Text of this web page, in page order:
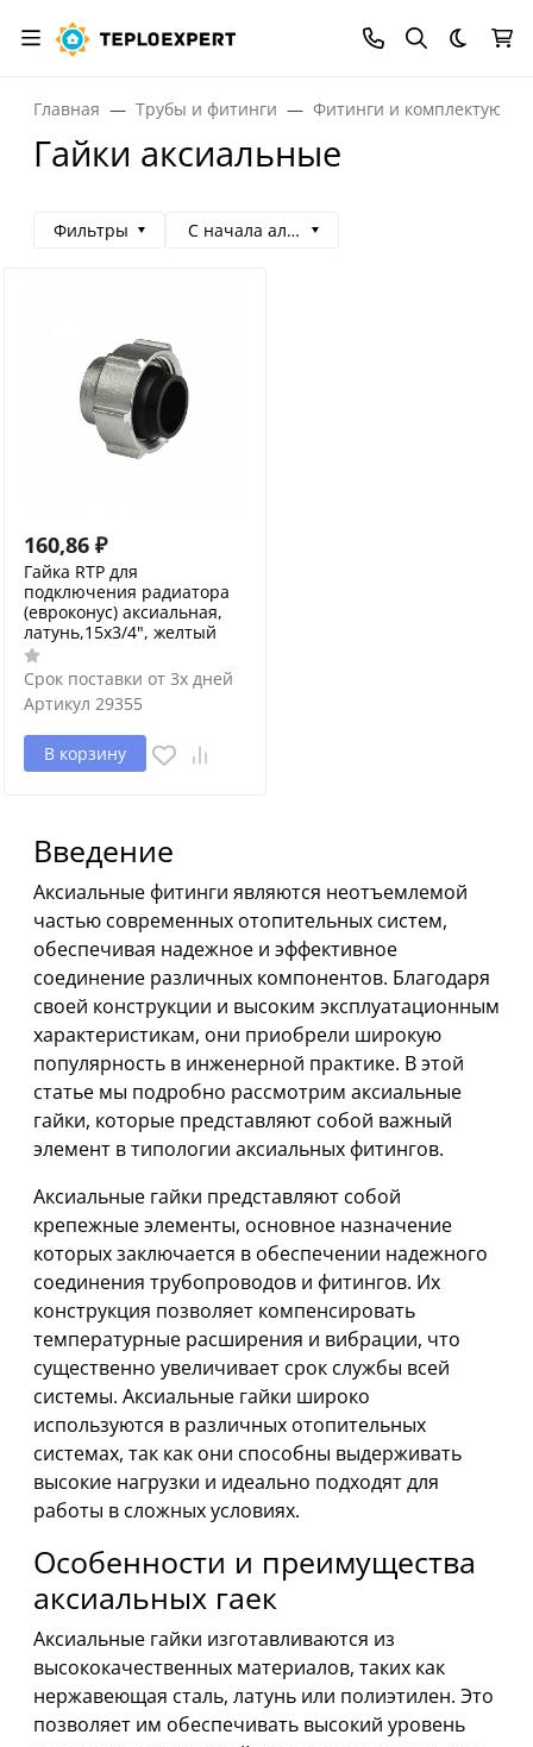
Темная
Главная Трубы и фитинги Фитинги и
Гайки аксиальные
Фильтры С начала алфавита
160,86 ₽
Гайка RTP для
подключения радиатора
(евроконус) аксиальная,
латунь,15х3/4", желтый
Срок поставки от 3х дней
Артикул 29355
В корзину
Введение
Аксиальные фитинги являются неотъемлемой
частью современных отопительных систем,
обеспечивая надежное и эффективное
соединение различных компонентов. Благодаря
своей конструкции и высоким эксплуатационным
характеристикам, они приобрели широкую
популярность в инженерной практике. В этой
статье мы подробно рассмотрим аксиальные
гайки, которые представляют собой важный
элемент в типологии аксиальных фитингов.
Аксиальные гайки представляют собой
крепежные элементы, основное назначение
которых заключается в обеспечении надежного
соединения трубопроводов и фитингов. Их
конструкция позволяет компенсировать
температурные расширения и вибрации, что
существенно увеличивает срок службы всей
системы. Аксиальные гайки широко
используются в различных отопительных
системах, так как они способны выдерживать
высокие нагрузки и идеально подходят для
работы в сложных условиях.
Особенности и преимущества
аксиальных гаек
Аксиальные гайки изготавливаются из
высококачественных материалов, таких как
нержавеющая сталь, латунь или полиэтилен. Это
позволяет им обеспечивать высокий уровень